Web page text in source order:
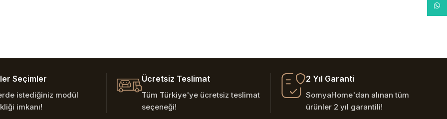
Seçimler
istediğiniz modül
imkanı!
Ücretsiz Teslimat
Tüm Türkiye'ye ücretsiz teslimat
seçeneği!
2 Yıl Garanti
SomyaHome'dan alınan tüm
ürünler 2 yıl garantili!